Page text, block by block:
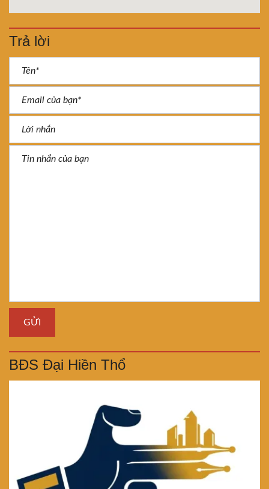
Trả lời
BĐS Đại Hiền Thổ